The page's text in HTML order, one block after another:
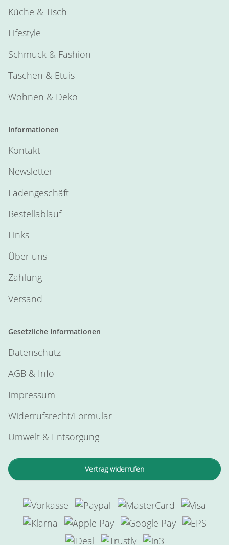
Küche & Tisch
Lifestyle
Schmuck & Fashion
Taschen & Etuis
Wohnen & Deko
Informationen
Kontakt
Newsletter
Ladengeschäft
Bestellablauf
Links
Über uns
Zahlung
Versand
Gesetzliche Informationen
Datenschutz
AGB & Info
Impressum
Widerrufsrecht/Formular
Umwelt & Entsorgung
Vertrag widerrufen